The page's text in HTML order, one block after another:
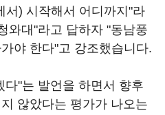
서) 시작해서 어디까지"라
와대"라고 답하자 "동남풍
야 한다"고 강조했습니다.
"는 발언을 하면서 향후
않았다는 평가가 나오는